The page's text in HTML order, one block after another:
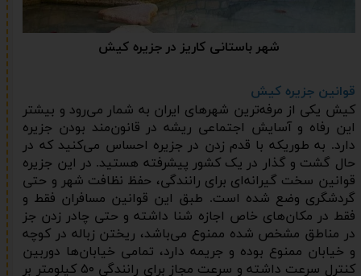
شهر باستانی کاریز در جزیره کیش
قوانین جزیره کیش
کیش یکی از مرفه‌ترین شهرهای ایران به شمار می‌رود و بیشتر
این رفاه و آسایش اجتماعی ریشه در قانون‌مند بودن جزیره
دارد. به طوریکه با قدم زدن در جزیره احساس می‌کنید که در
حال گشت و گذار در یک کشور پیشرفته هستید. در این جزیره
قوانین سخت گیرانه‌ای برای رانندگی، حفظ نظافت شهر و حتی
گردشگری وضع شده است. طبق این قوانین مسافران فقط و
فقط در مکان‌های خاص اجازه شنا داشته و حتی چادر زدن جز
در مناطق مشخص شده ممنوع می‌باشد، ریختن زباله در کوچه
و خیابان ممنوع بوده و جریمه دارد، تمامی خیابان‌ها دوربین
کنترل سرعت داشته و سرعت مجاز برای رانندگی ۵۰ کیلومتر بر